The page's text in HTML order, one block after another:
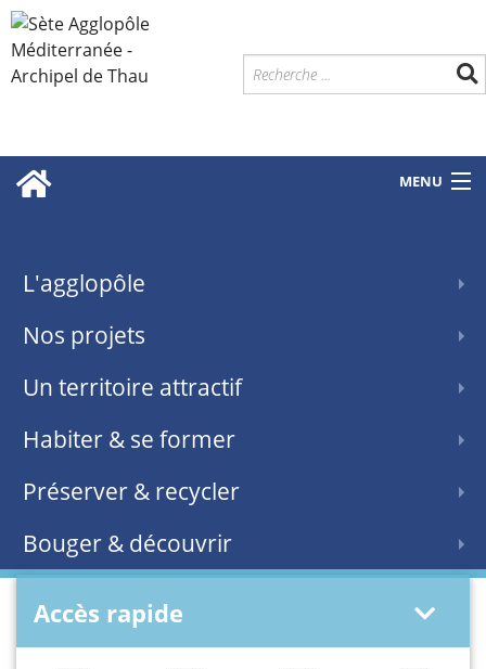
MENU
L'agglopôle
Nos projets
Un territoire attractif
Habiter & se former
Préserver & recycler
Bouger & découvrir
Accès rapide